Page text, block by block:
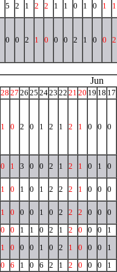
5 2 1 2 2 1 1 0 1 0 1 1
0 0 2 1 0 0 0 2 1 0 0 2
Jun
28 27 26 25 2423 22 21 20 19 18 17
1 0 2 0 1 2 1 2 1 0 0 0
0 1 3 0 0 2 1 2 1 0 1 0
1 0 1 0 1 2 2 2 1 0 0 0
1 0 0 0 1 0 2 2 2 0 0 0
0 0 1 1 0 2 1 2 0 0 0 1
1 0 0 0 1 0 2 1 0 0 0 1
0 6 1 0 6 2 1 2 0 0 0 1